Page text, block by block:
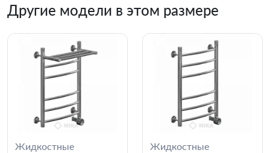
Другие модели в этом размере
Жидкостные
Жидкостные